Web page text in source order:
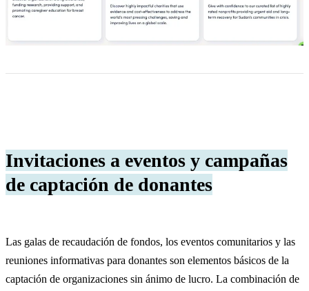
Invitaciones a eventos y campañas
de captación de donantes
Las galas de recaudación de fondos, los eventos comunitarios y las
reuniones informativas para donantes son elementos básicos de la
captación de organizaciones sin ánimo de lucro. La combinación de